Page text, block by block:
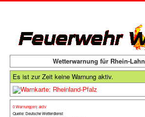
Wetterwarnung für Rhein-
Es ist zur Zeit keine Warnung aktiv.
0 Warnung(en) aktiv
Quelle: Deutsche Wetterdienst